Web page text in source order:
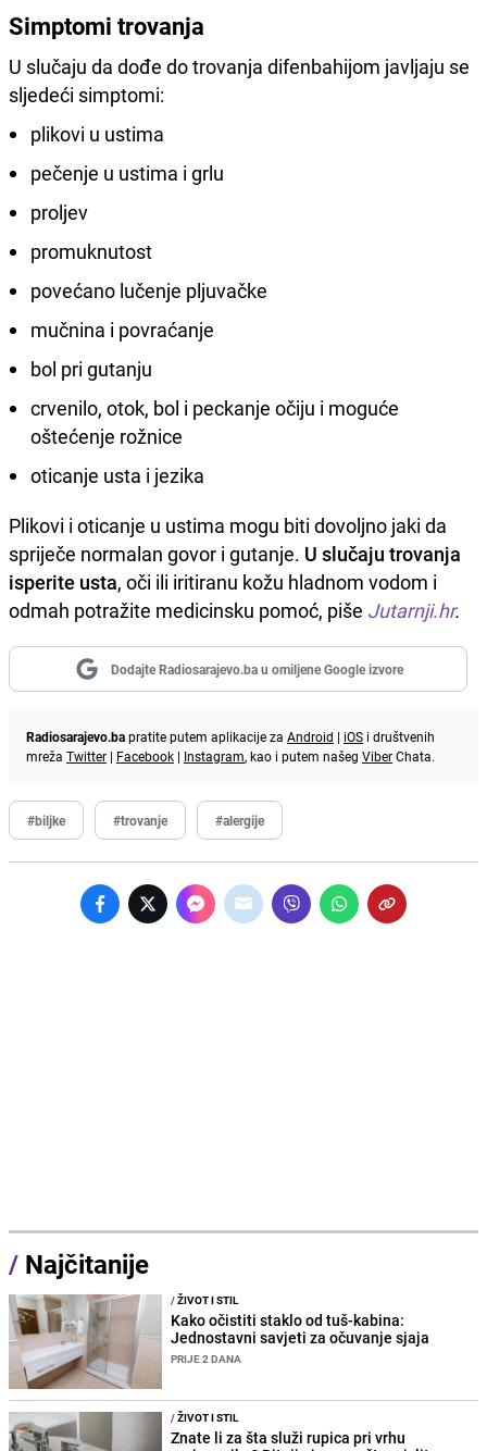
Simptomi trovanja
U slučaju da dođe do trovanja difenbahijom javljaju se
sljedeći simptomi:
plikovi u ustima
pečenje u ustima i grlu
proljev
promuknutost
povećano lučenje pljuvačke
mučnina i povraćanje
bol pri gutanju
crvenilo, otok, bol i peckanje očiju i moguće
oštećenje rožnice
oticanje usta i jezika
Plikovi i oticanje u ustima mogu biti dovoljno jaki da
spriječe normalan govor i gutanje. U slučaju trovanja
isperite usta, oči ili iritiranu kožu hladnom vodom i
odmah potražite medicinsku pomoć, piše Jutarnji.hr.
Dodajte Radiosarajevo.ba u omiljene Google izvore
Radiosarajevo.bapratite putem aplikacije za Android | iOS i društvenih
mreža Twitter | Facebook | Instagram, kao i putem našeg ViberChata.
#biljke #trovanje #alergije
/ Najčitanije
/ŽIVOT I STIL
Kako očistiti staklo od tuš-kabina:
Jednostavni savjeti za očuvanje sjaja
PRIJE 2 DANA
/ŽIVOT I STIL
Znate li za šta služi rupica pri vrhu